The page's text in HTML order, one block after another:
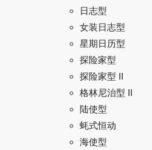
日志型
女装日志型
星期日历型
探险家型
探险家型 II
格林尼治型 II
陆使型
蚝式恒动
海使型